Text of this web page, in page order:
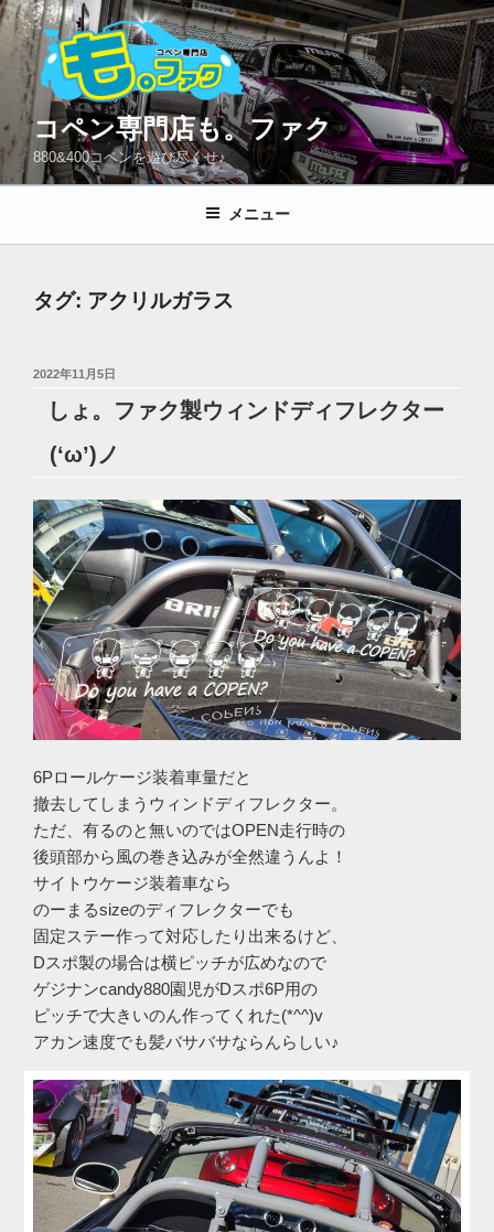
コ
ン
へ
プ
コペン専門店も。ファク
880&400コペンを遊び尽くせ♪
メニュー
タグ: アクリルガラス
投
2022年11月5日
しょ。ファク製ウィンドディフレクター
(‘ω’)ノ
6Pロールケージ装着車量だと
撤去してしまうウィンドディフレクター。
ただ、有るのと無いのではOPEN走行時の
後頭部から風の巻き込みが全然違うんよ！
サイトウケージ装着車なら
のーまるsizeのディフレクターでも
固定ステー作って対応したり出来るけど、
Dスポ製の場合は横ピッチが広めなので
ゲジナンcandy880園児がDスポ6P用の
ピッチで大きいのん作ってくれた(*^^)v
アカン速度でも髪バサバサならんらしい♪